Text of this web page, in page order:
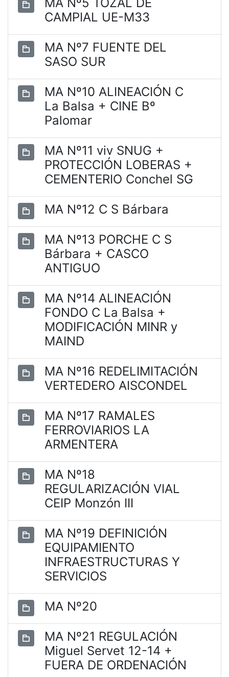
CAMPIAL UE-M33
MA Nº7 FUENTE DEL
SASO SUR
MA Nº10 ALINEACIÓN C
La Balsa + CINE Bº
Palomar
MA Nº11 viv SNUG +
PROTECCIÓN LOBERAS +
CEMENTERIO Conchel SG
MA Nº12 C S Bárbara
MA Nº13 PORCHE C S
Bárbara + CASCO
ANTIGUO
MA Nº14 ALINEACIÓN
FONDO C La Balsa +
MODIFICACIÓN MINR y
MAIND
MA Nº16 REDELIMITACIÓN
VERTEDERO AISCONDEL
MA Nº17 RAMALES
FERROVIARIOS LA
ARMENTERA
MA Nº18
REGULARIZACIÓN VIAL
CEIP Monzón III
MA Nº19 DEFINICIÓN
EQUIPAMIENTO
INFRAESTRUCTURAS Y
SERVICIOS
MA Nº20
MA Nº21 REGULACIÓN
Miguel Servet 12-14 +
FUERA DE ORDENACIÓN